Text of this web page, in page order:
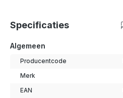
Specificaties
Algemeen
Producentcode
Merk
EAN